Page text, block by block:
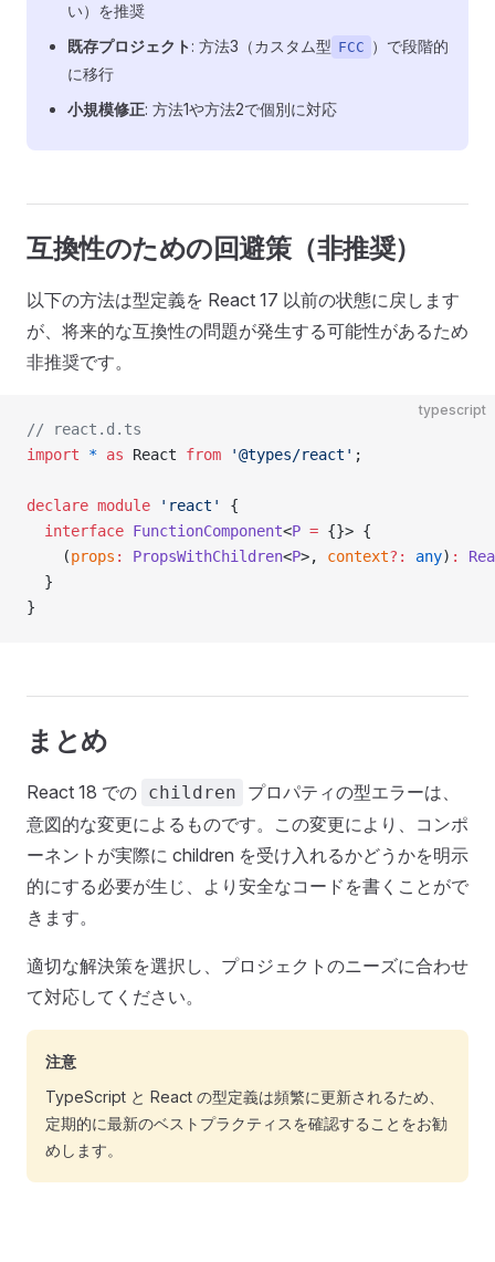
い）を推奨
既存プロジェクト : 方法3（カスタム型 FCC ）で段階的
に移行
小規模修正: 方法1や方法2で個別に対応
互換性のための回避策（非推奨）
以下の方法は型定義を React 17 以前の状態に戻します
が、将来的な互換性の問題が発生する可能性があるため
非推奨です。
typescript
// react.d.ts
import * as React from '@types/react' ;
declare module 'react'
{
  interface
FunctionComponent<P = {}> {
    (
props : PropsWithChildren<P>, context?: any) :
  }
}
まとめ
React 18 での children
プロパティの型エラーは、
意図的な変更によるものです。この変更により、コンポ
ーネントが実際に children を受け入れるかどうかを明示
的にする必要が生じ、より安全なコードを書くことがで
きます。
適切な解決策を選択し、プロジェクトのニーズに合わせ
て対応してください。
注意
TypeScript と React の型定義は頻繁に更新されるため、
定期的に最新のベストプラクティスを確認することをお勧
めします。